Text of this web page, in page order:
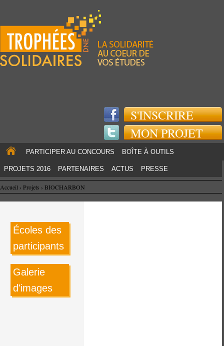
S'INSCRIRE
MON PROJET
PARTICIPER AU CONCOURS BOÎTE À OUTILS
PROJETS 2016 PARTENAIRES ACTUS PRESSE
Accueil › Projets › BIOCHARBON
Écoles des
participants
Galerie
d'images